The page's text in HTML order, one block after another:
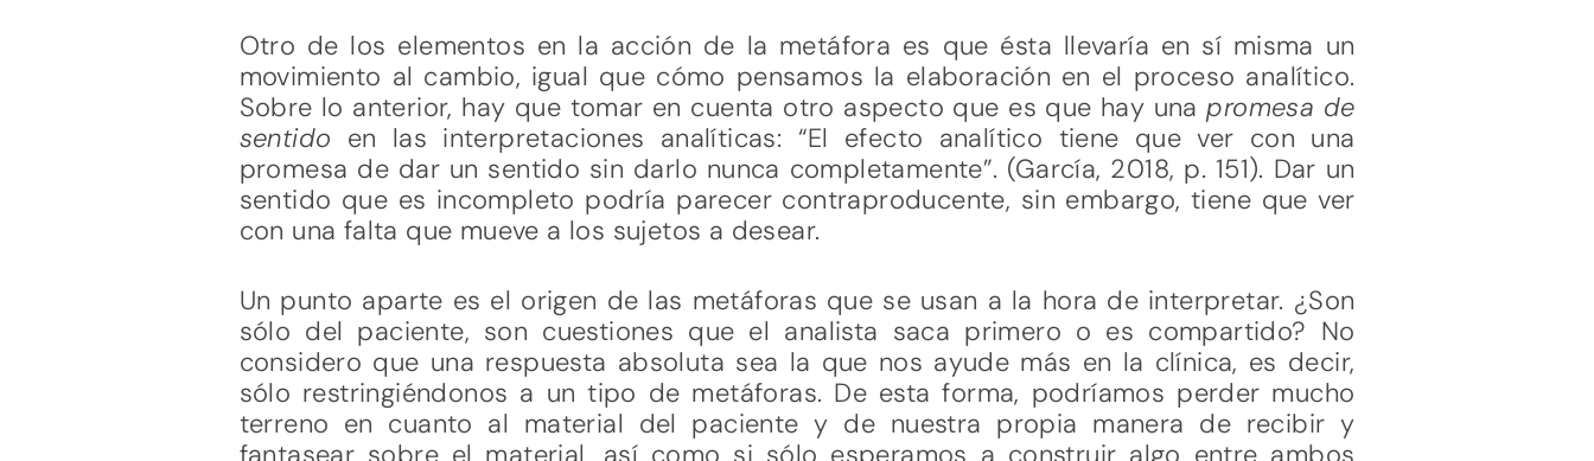
Otro de los elementos en la acción de la metáfora es que ésta llevaría en sí misma un
movimiento al cambio, igual que cómo pensamos la elaboración en el proceso analítico.
Sobre lo anterior, hay que tomar en cuenta otro aspecto que es que hay unapromesa de
sentido en las interpretaciones analíticas: “El efecto analítico tiene que ver con una
promesa de dar un sentido sin darlo nunca completamente”. (García, 2018, p. 151). Dar un
sentido que es incompleto podría parecer contraproducente, sin embargo, tiene que ver
con una falta que mueve a los sujetos a desear.
Un punto aparte es el origen de las metáforas que se usan a la hora de interpretar. ¿Son
sólo del paciente, son cuestiones que el analista saca primero o es compartido? No
considero que una respuesta absoluta sea la que nos ayude más en la clínica, es decir,
sólo restringiéndonos a un tipo de metáforas. De esta forma, podríamos perder mucho
terreno en cuanto al material del paciente y de nuestra propia manera de recibir y